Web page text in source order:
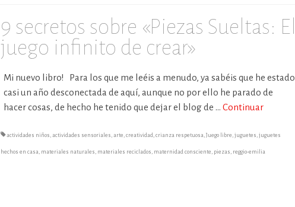
9 secretos sobre «Piezas Sueltas: El
juego infinito de crear»
Mi nuevo libro! Para los que me leéis a menudo, ya sabéis que he estado
casi un año desconectada de aquí, aunque no por ello he parado de
hacer cosas, de hecho he tenido que dejar el blog de …Continuar
actividades niños ,actividades sensoriales ,arte ,creatividad,crianza respetuosa,Juego libre ,juguetes ,juguetes
hechos en casa, materiales naturales , materiales reciclados , maternidad consciente , piezas , reggio-emilia